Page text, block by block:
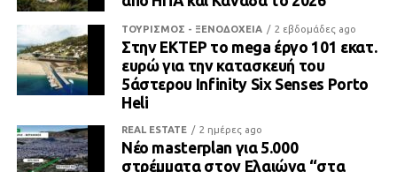
ΤΟΥΡΙΣΜΟΣ - ΞΕΝΟΔΟΧΕΙΑ 2 εβδομάδες ago
Στην ΕΚΤΕΡ το mega έργο 101 εκατ.
ευρώ για την κατασκευή του
5άστερου Infinity Six Senses Porto
Heli
REAL ESTATE 2 ημέρες ago
Νέο masterplan για 5.000
στρέμματα στον Ελαιώνα “στα